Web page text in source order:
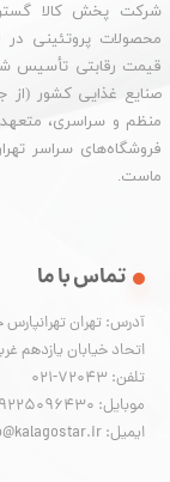
شرکت پخش کالا گستر
محصولات پروتئینی
قیمت رقابتی تأسیس شد.
صنایع غذایی کشور
منظم و سراسری، متعهد
فروشگاه‌های سراسر
ماست.
تماس با ما
آدرس: تهران تهرانپارس
اتحاد خیابان یازدهم
تلفن: 72043-021
موبایل: 09225096430
ایمیل: info@kalagostar.ir